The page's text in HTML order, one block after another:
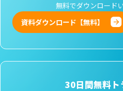
無料でダウンロード
資料ダウンロード【無料】
30日間無料ト